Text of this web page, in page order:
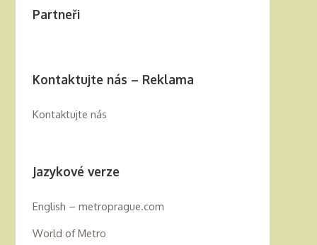
Partneři
Kontaktujte nás – Reklama
Kontaktujte nás
Jazykové verze
English – metroprague.com
World of Metro